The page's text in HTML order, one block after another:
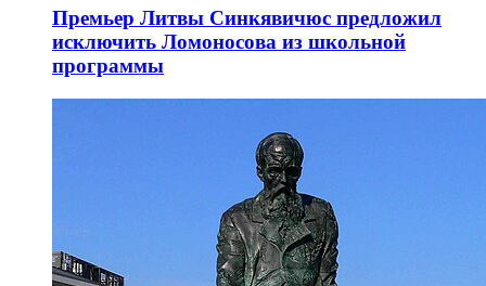
Премьер Литвы Синкявичюс предложил
исключить Ломоносова из школьной
программы